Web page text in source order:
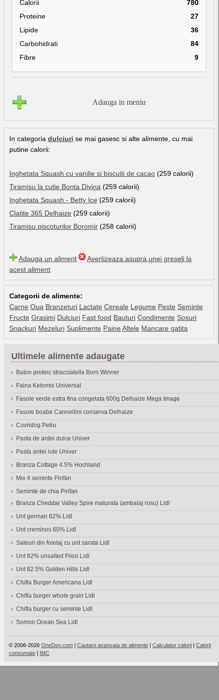
Calorii
780
Proteine
27
Lipide
36
Carbohidrati
84
Fibre
9
Adauga in meniu
In categoria dulciuri se mai gasesc si alte alimente, cu mai
putine calorii:
Inghetata Squash cu vanilie si biscuiti de cacao (259 calorii)
Tiramisu la cutie Bonta Divina (259 calorii)
Inghetata Squash - Betty Ice (259 calorii)
Clatite 365 Delhaize (259 calorii)
Tiramisu piscoturilor Boromir (258 calorii)
Adauga un aliment
Avertizeaza asupra unei greseli la
acest aliment
Categorii de alimente:
Carne Oua Branzeturi Lactate Cereale Legume Peste Seminte
Fructe Grasimi Dulciuri Fast food Bauturi Condimente Sosuri
Snackuri Mezeluri Suplimente Paine Altele Mancare gatita
Ultimele alimente adaugate
Baton proteic stracciatella Born Winner
Faina Ketomix Universal
Fasole verde extra fina congelata 600g Delhaize Mega Image
Fasole boabe Cannellini conserva Delhaize
Covridog Petru
Pasta de ardei dulce Univer
Pasta ardei iute Univer
Branza Cottage 4.5% Hochland
Mix 4 seminte Pirifan
Seminte de chia Pirifan
Branza Cheddar Valley Spire maturata (ambalaj rosu) Lidl
Unt german 82% Lidl
Unt creminos 60% Lidl
Saleuri din foietaj cu unt sarata Lidl
Unt 82% unsalted Frico Lidl
Unt 82.5% Golden Hills Lidl
Chifla Burger Americana Lidl
Chifla burger whole grain Lidl
Chifla burger cu seminte Lidl
Somon Ocean Sea Lidl
© 2006-2026 OneDen.com | Cautare avansata de alimente | Calculator calorii | Calorii
consumate | IMC